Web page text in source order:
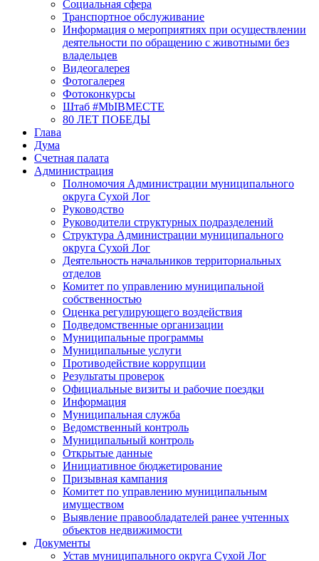
Социальная сфера
Транспортное обслуживание
Информация о мероприятиях при осуществлении
деятельности по обращению с животными без
владельцев
Видеогалерея
Фотогалерея
Фотоконкурсы
Штаб #MbIBMECTE
80 ЛЕТ ПОБЕДЫ
Глава
Дума
Счетная палата
Администрация
Полномочия Администрации муниципального
округа Сухой Лог
Руководство
Руководители структурных подразделений
Структура Администрации муниципального
округа Сухой Лог
Деятельность начальников территориальных
отделов
Комитет по управлению муниципальной
собственностью
Оценка регулирующего воздействия
Подведомственные организации
Муниципальные программы
Муниципальные услуги
Противодействие коррупции
Результаты проверок
Официальные визиты и рабочие поездки
Информация
Муниципальная служба
Ведомственный контроль
Муниципальный контроль
Открытые данные
Инициативное бюджетирование
Призывная кампания
Комитет по управлению муниципальным
имуществом
Выявление правообладателей ранее учтенных
объектов недвижимости
Документы
Устав муниципального округа Сухой Лог